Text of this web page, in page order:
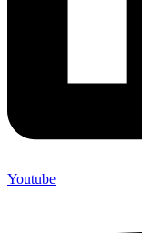
Youtube